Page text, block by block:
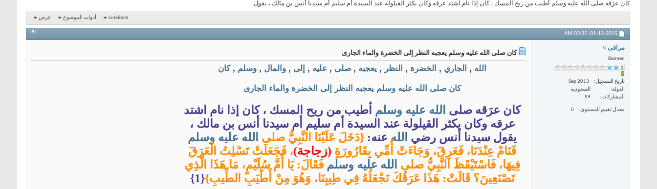
كان عرَقه صلى الله عليه وسلم أطيب من ريح المسك ، كان إذا نام اشتد عرقه وكان يكثر القيلولة عند السيدة أم سليم أم سيدنا أنس بن مالك ، يقول
LinkBack أدوات الموضوع عرض
01-12-2015,
03:35 AM
#1
مراقى
Banned
تاريخ التسجيل
Sep 2013
الدولة
السعودية
المشاركات
59
معدل تقييم المستوى 0
كان صلى الله عليه وسلم يعجبه النظر إلى الخضرة والماء الجارى
الله , الجاري , الخضرة , النظر , يعجبه , صلى , عليه , إلى , والمال , وسلم ,كان
كان صلى الله عليه وسلم يعجبه النظر إلى الخضرة والماء الجارى
كان عرَقه صلى الله عليه وسلم أطيب من ريح المسك ، كان إذا نام اشتد
عرقه وكان يكثر القيلولة عند السيدة أم سليم أم سيدنا أنس بن مالك ،
يقول سيدنا أنس رضي الله عنه: {دَخَلَ عَلَيْنَا النَّبِيُّ صلى الله عليه وسلم
فَنَامْ عِنْدَنَا، فَعَرِقَ، وَجَاءَتْ أُمِّي بِقَارُورَةٍ (زجاجة)، فَجَعَلَتْ تَسْلِتُ الْعَرَقَ
فِيهَا، فَاسْتَيْقَظَ النَّبِيُّ صلى الله عليه وسلم فَقَالَ: يَا أُمَّ سُلَيْمٍ، مَا هَذَا الَّذِي
تَصْنَعِينَ؟ قَالَتْ: هَذَا عَرَقُكَ نَجْعَلُهُ فِي طِيبِنَا، وَهُوَ مِنْ أَطْيَبِ الطِّيبِ}{1}